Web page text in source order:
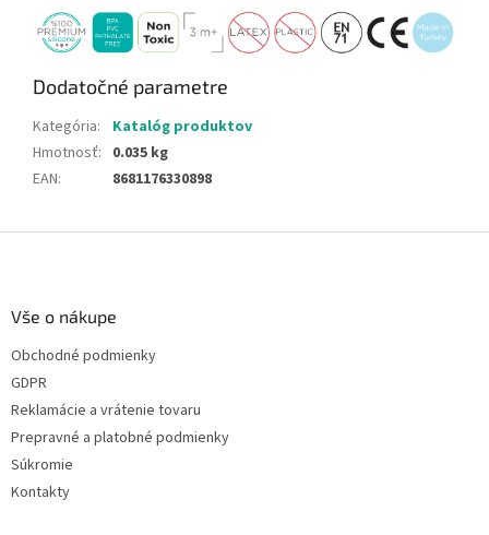
Dodatočné parametre
Kategória:
Katalóg produktov
Hmotnosť: 0.035 kg
EAN: 8681176330898
Vše o nákupe
Obchodné podmienky
GDPR
Reklamácie a vrátenie tovaru
Prepravné a platobné podmienky
Súkromie
Kontakty